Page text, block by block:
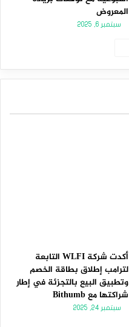
المعروض
سبتمبر 6, 2025
أكدت شركة WLFI التابعة
لترامب إطلاق بطاقة الخصم
وتطبيق البيع بالتجزئة في إطار
شراكتها مع Bithumb
سبتمبر 24, 2025